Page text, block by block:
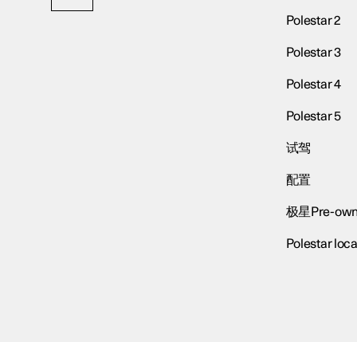
Polestar 2
Polestar 3
Polestar 4
Polestar 5
试驾
配置
极星Pre-
Polestar